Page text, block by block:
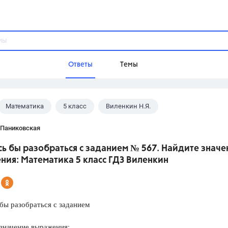
Ответы Темы
Домашнее задание
Математика 5 класс Виленкин Н.Я.
бы разобраться с заданием № 567. Найдите
Математика 5 класс ГДЗ Виленкин
разобраться с заданием